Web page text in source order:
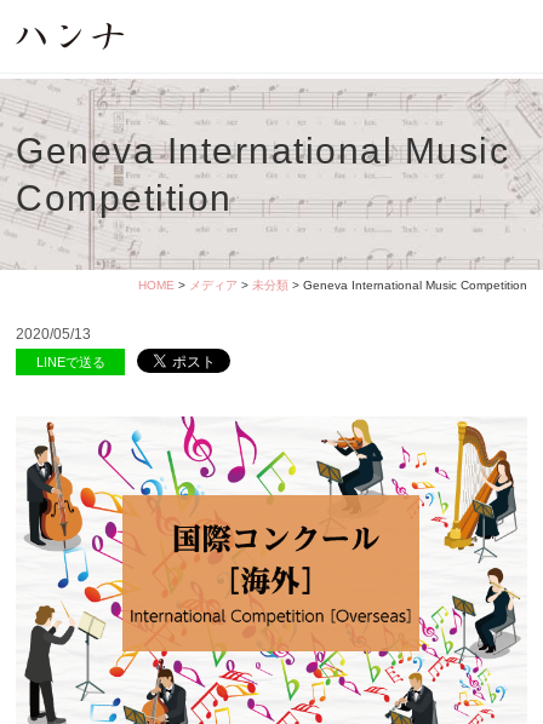
Geneva International Music
Competition
HOME > メディア > 未分類> Geneva International Music Competition
2020/05/13
LINEで送る